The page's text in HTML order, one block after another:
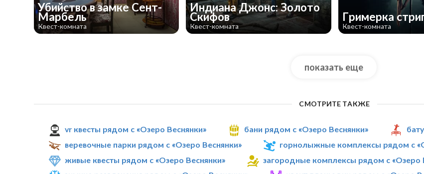
Убийство в замке Сент-
Марбель
Квест-комната
Индиана Джонс: Золото
Скифов
Квест-комната
Гримерка
Квест-комната
показать еще
СМОТРИТЕ ТАКЖЕ
vr квесты рядом с «Озеро Веснянки» бани рядом с «Озеро Веснянки»
веревочные парки рядом с «Озеро Веснянки»
горнолыжные комплексы рядом с
живые квесты рядом с «Озеро Веснянки»
загородные комплексы рядом с «Озеро